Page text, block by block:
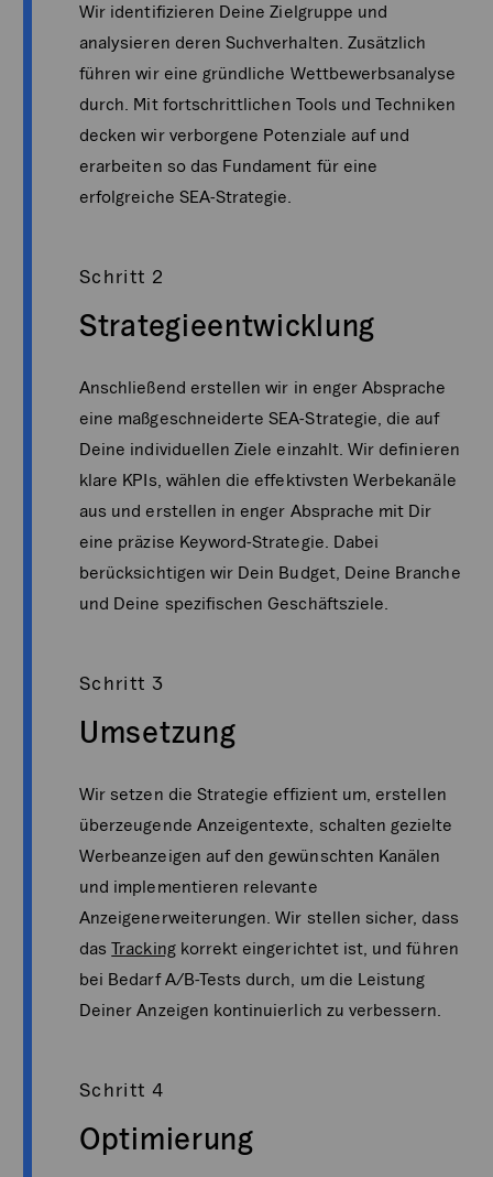
Wir identifizieren Deine Zielgruppe und
analysieren deren Suchverhalten. Zusätzlich
führen wir eine gründliche Wettbewerbsanalyse
durch. Mit fortschrittlichen Tools und Techniken
decken wir verborgene Potenziale auf und
erarbeiten so das Fundament für eine
erfolgreiche SEA-Strategie.
Schritt 2
Strategieentwicklung
Anschließend erstellen wir in enger Absprache
eine maßgeschneiderte SEA-Strategie, die auf
Deine individuellen Ziele einzahlt. Wir definieren
klare KPIs, wählen die effektivsten Werbekanäle
aus und erstellen in enger Absprache mit Dir
eine präzise Keyword-Strategie. Dabei
berücksichtigen wir Dein Budget, Deine Branche
und Deine spezifischen Geschäftsziele.
Schritt 3
Umsetzung
Wir setzen die Strategie effizient um, erstellen
überzeugende Anzeigentexte, schalten gezielte
Werbeanzeigen auf den gewünschten Kanälen
und implementieren relevante
Anzeigenerweiterungen. Wir stellen sicher, dass
dasTrackingkorrekt eingerichtet ist, und führen
bei Bedarf A/B-Tests durch, um die Leistung
Deiner Anzeigen kontinuierlich zu verbessern.
Schritt 4
Optimierung